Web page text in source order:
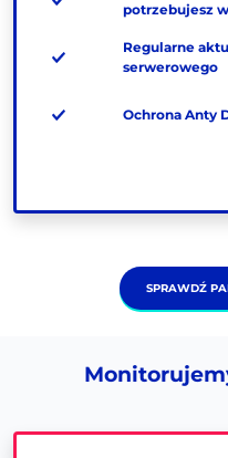
potrzebujesz
Regularne
serwerowego
Ochrona Anty
SPRAWDŹ